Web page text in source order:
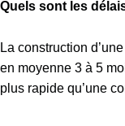
Quels sont les
La construction
en moyenne 3 à 5
plus rapide qu’une